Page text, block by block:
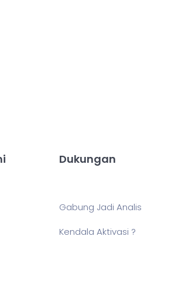
Dukungan
Gabung Jadi Analis
Kendala Aktivasi ?